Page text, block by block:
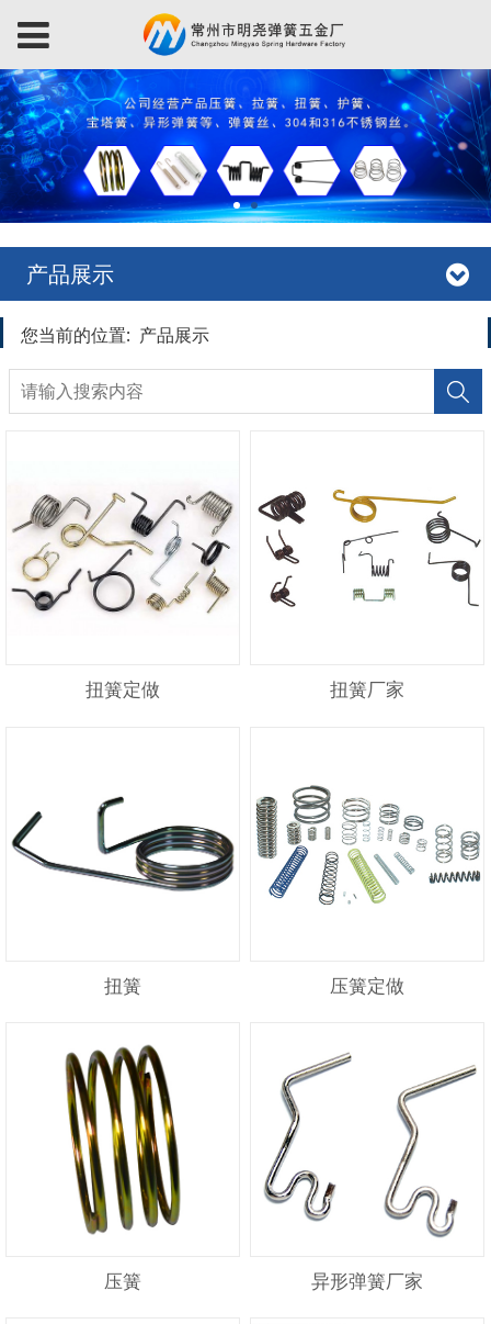
产品展示
您当前的位置: 产品展示
扭簧定做 扭簧厂家
扭簧 压簧定做
压簧 异形弹簧厂家